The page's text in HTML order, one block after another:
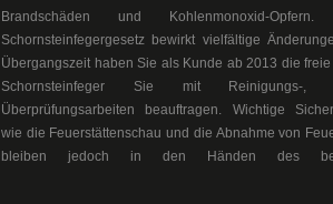
Brandschäden und Kohlenmonoxid-
Schornsteinfegergesetz bewirkt vielfältige
Übergangszeit haben Sie als Kunde ab 2013 die
Schornsteinfeger Sie mit Reinigungs-,
Überprüfungsarbeiten beauftragen. Wichtige
wie die Feuerstättenschau und die Abnahme von
bleiben jedoch in den Händen des